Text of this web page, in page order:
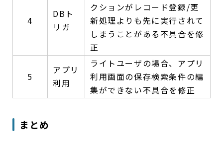
4
DBト
リガ
クションがレコード登録/更
新処理よりも先に実行されて
しまうことがある不具合を修
正
5
アプリ
利用
ライトユーザの場合、アプリ
利用画面の保存検索条件の編
集ができない不具合を修正
まとめ